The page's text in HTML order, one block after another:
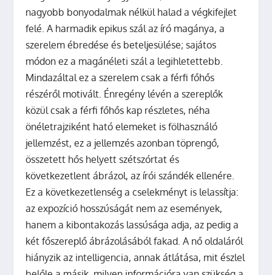
nagyobb bonyodalmak nélkül halad a végkifejlet
felé. A harmadik epikus szál az író magánya, a
szerelem ébredése és beteljesülése; sajátos
módon ez a magánéleti szál a legihletettebb.
Mindazáltal ez a szerelem csak a férfi főhős
részéről motivált. Énregény lévén a szereplők
közül csak a férfi főhős kap részletes, néha
önéletrajziként ható elemeket is fölhasználó
jellemzést, ez a jellemzés azonban töprengő,
összetett hős helyett szétszórtat és
következetlent ábrázol, az írói szándék ellenére.
Ez a következetlenség a cselekményt is lelassítja:
az expozíció hosszúságát nem az események,
hanem a kibontakozás lassúsága adja, az pedig a
két főszereplő ábrázolásából fakad. A nő oldaláról
hiányzik az intelligencia, annak átlátása, mit észlel